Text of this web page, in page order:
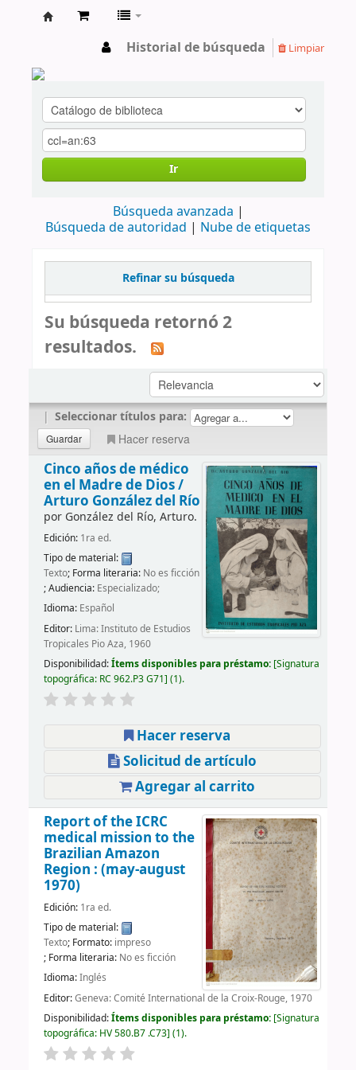
Historial de búsqueda Limpiar
Ir
Búsqueda avanzada
Búsqueda de autoridad
Nube de etiquetas
Refinar su búsqueda
Su búsqueda retornó 2
resultados.
| Seleccionar títulos para:
Hacer reserva
Cinco años de médico
en el Madre de Dios /
Arturo González del Río
por González del Río, Arturo.
Edición: 1ra ed.
Tipo de material:
Texto; Forma literaria: No es ficción
; Audiencia: Especializado;
Idioma: Español
Editor: Lima: Instituto de Estudios
Tropicales Pio Aza, 1960
Disponibilidad:Ítems disponibles para préstamo: Signatura
topográfica: RC 962.P3 G71 (1).
Hacer reserva
Solicitud de artículo
Agregar al carrito
Report of the ICRC
medical mission to the
Brazilian Amazon
Region : (may-august
1970)
Edición: 1ra ed.
Tipo de material:
Texto; Formato: impreso
; Forma literaria: No es ficción
Idioma:Inglés
Editor:Geneva: Comité International de la Croix-Rouge, 1970
Disponibilidad:Ítems disponibles para préstamo: Signatura
topográfica: HV 580.B7 .C73 (1).